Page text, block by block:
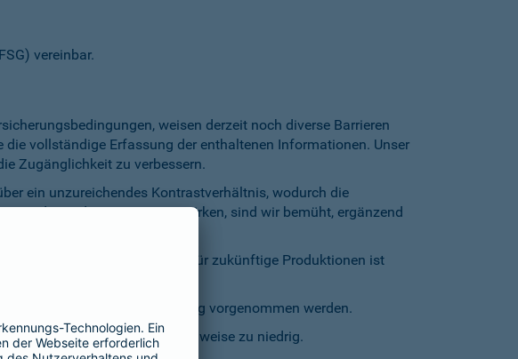
vereinbar.
weisen derzeit noch diverse Barrieren
vollständige Erfassung der enthaltenen Informationen. Unser
Zugänglichkeit zu verbessern.
ein unzureichendes Kontrastverhältnis, wodurch die
sind. Um dem entgegenzuwirken, sind wir bemüht, ergänzend
Zugänglichkeit einschränkt. Für zukünftige Produktionen ist
nicht per Tastaturbedienung vorgenommen werden.
und Hintergrund stellenweise zu niedrig.